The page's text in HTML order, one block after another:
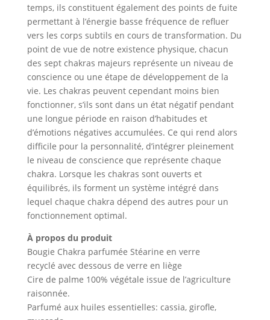
temps, ils constituent également des points de fuite
permettant à l’énergie basse fréquence de refluer
vers les corps subtils en cours de transformation. Du
point de vue de notre existence physique, chacun
des sept chakras majeurs représente un niveau de
conscience ou une étape de développement de la
vie. Les chakras peuvent cependant moins bien
fonctionner, s’ils sont dans un état négatif pendant
une longue période en raison d’habitudes et
d’émotions négatives accumulées. Ce qui rend alors
difficile pour la personnalité, d’intégrer pleinement
le niveau de conscience que représente chaque
chakra. Lorsque les chakras sont ouverts et
équilibrés, ils forment un système intégré dans
lequel chaque chakra dépend des autres pour un
fonctionnement optimal.
À propos du produit
Bougie Chakra parfumée Stéarine en verre
recyclé avec dessous de verre en liège
Cire de palme 100% végétale issue de l’agriculture
raisonnée.
Parfumé aux huiles essentielles: cassia, girofle,